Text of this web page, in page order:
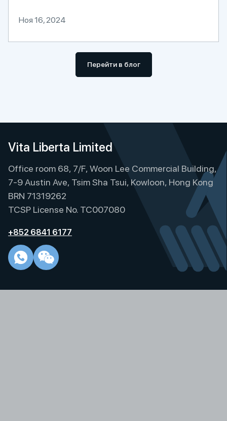
Ноя 16, 2024
Перейти в блог
Vita Liberta Limited
Office room 68, 7/F, Woon Lee Commercial Building,
7-9 Austin Ave, Tsim Sha Tsui, Kowloon, Hong Kong
BRN 71319262
TCSP License No. TC007080
+852 6841 6177